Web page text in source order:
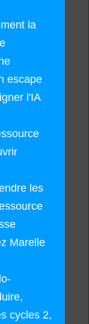
la
escape
l'IA
les
Marelle
cycles 2,